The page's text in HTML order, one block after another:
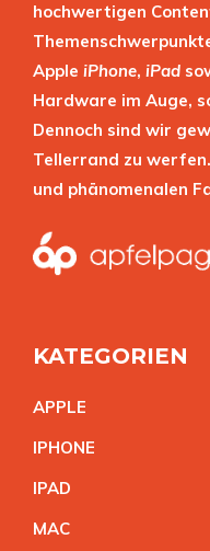
hochwertigen
Apple iPhone, iPad
Hardware im Auge,
Dennoch sind wir
Tellerrand zu
und phänomenalen
KATEGORIEN
APPLE
IPHONE
IPAD
MAC